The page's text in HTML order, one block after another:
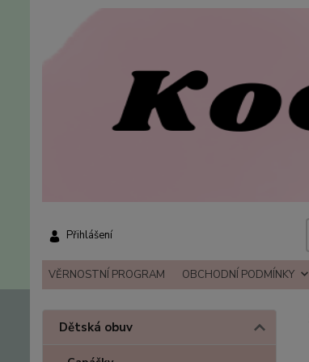
VĚRNOSTNÍ PROGRAM OBCHODNÍ PODMÍNKY
Přihlášení
Dětská obuv